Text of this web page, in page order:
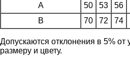
A 50 53 56
B
70 72 74
Допускаются отклонения в 5% от
размеру и цвету.